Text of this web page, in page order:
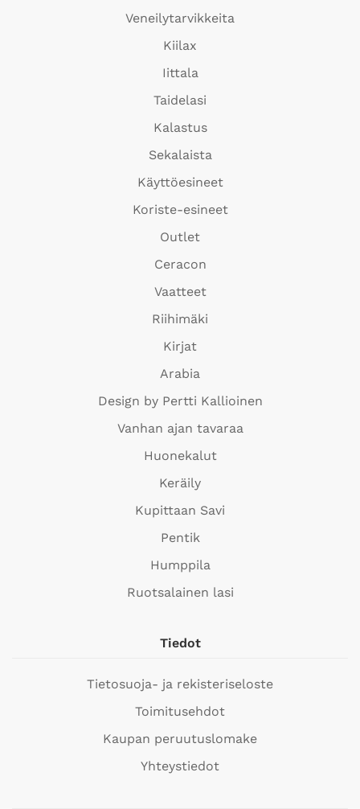
Veneilytarvikkeita
Kiilax
Iittala
Taidelasi
Kalastus
Sekalaista
Käyttöesineet
Koriste-esineet
Outlet
Ceracon
Vaatteet
Riihimäki
Kirjat
Arabia
Design by Pertti Kallioinen
Vanhan ajan tavaraa
Huonekalut
Keräily
Kupittaan Savi
Pentik
Humppila
Ruotsalainen lasi
Tiedot
Tietosuoja- ja rekisteriseloste
Toimitusehdot
Kaupan peruutuslomake
Yhteystiedot